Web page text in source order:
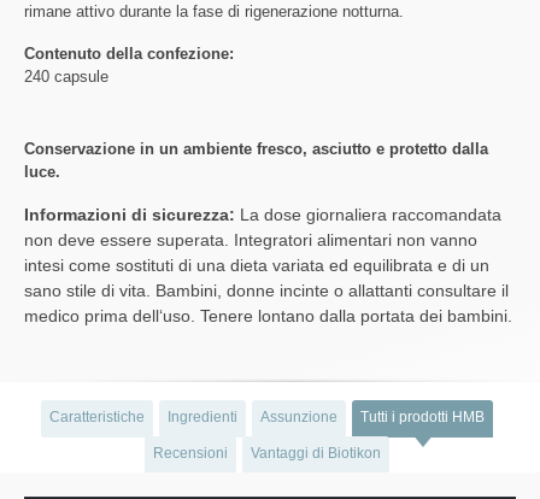
rimane attivo durante la fase di rigenerazione notturna.
Contenuto della confezione:
240 capsule
Conservazione in un ambiente fresco, asciutto e protetto dalla
luce.
Informazioni di sicurezza: La dose giornaliera raccomandata
non deve essere superata. Integratori alimentari non vanno
intesi come sostituti di una dieta variata ed equilibrata e di un
sano stile di vita. Bambini, donne incinte o allattanti consultare il
medico prima dell‘uso. Tenere lontano dalla portata dei bambini.
Caratteristiche Ingredienti Assunzione Tutti i prodotti HMB
Recensioni Vantaggi di Biotikon